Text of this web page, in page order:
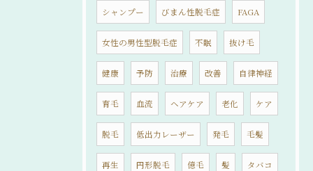
シャンプー びまん性脱毛症 FAGA
女性の男性型脱毛症 不眠 抜け毛
健康 予防 治療 改善 自律神経
育毛 血流 ヘアケア 老化 ケア
脱毛 低出力レーザー 発毛 毛髪
再生 円形脱毛 億毛 髪 タバコ